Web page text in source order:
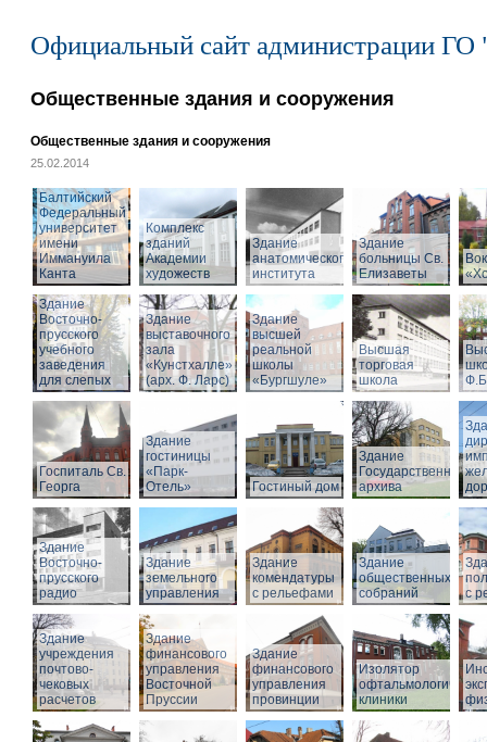
Официальный сайт администрации ГО
Общественные здания и сооружения
Общественные здания и сооружения
25.02.2014
Балтийский
Федеральный
университет
имени
Иммануила
Канта
Комплекс
зданий
Академии
художеств
Здание
анатомического
института
Здание
больницы Св.
Елизаветы
Здание
Восточно-
прусского
учебного
заведения
для слепых
Здание
выставочного
зала
«Кунстхалле»
(арх. Ф. Ларс)
Здание
высшей
реальной
школы
«Бургшуле»
Высшая
торговая
школа
Госпиталь Св.
Георга
Здание
гостиницы
«Парк-
Отель»
Гостиный дом
Здание
Государственного
архива
Здание
Восточно-
прусского
радио
Здание
земельного
управления
Здание
комендатуры
с рельефами
Здание
общественных
собраний
с
Здание
учреждения
почтово-
чековых
расчетов
Здание
финансового
управления
Восточной
Пруссии
Здание
финансового
управления
провинции
Изолятор
клиники